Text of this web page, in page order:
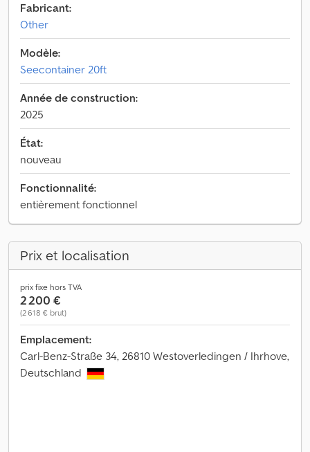
Fabricant:
Other
Modèle:
Seecontainer 20ft
Année de construction:
2025
État:
nouveau
Fonctionnalité:
entièrement fonctionnel
Prix et localisation
prix fixe hors TVA
2 200 €
(2 618 € brut)
Emplacement:
Carl-Benz-Straße 34, 26810 Westoverledingen / Ihrhove,
Deutschland